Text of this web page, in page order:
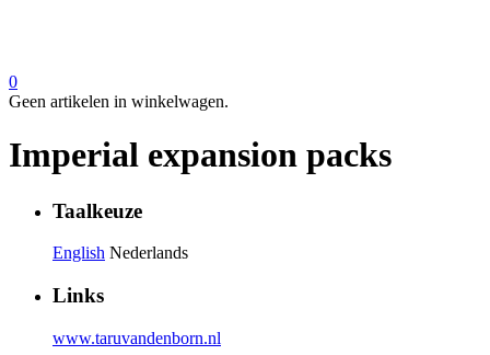
0
Geen artikelen in winkelwagen.
Imperial expansion packs
Taalkeuze
English Nederlands
Links
www.taruvandenborn.nl